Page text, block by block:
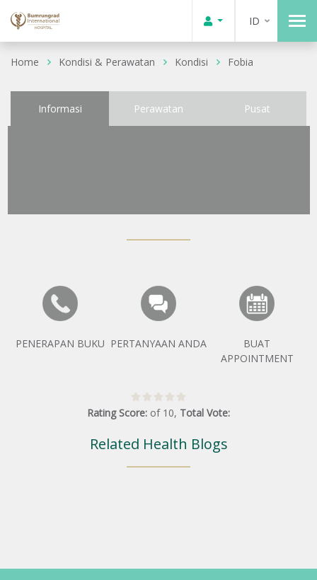
ID
Home Kondisi & Perawatan Kondisi Fobia
Informasi Perawatan Pusat
PENERAPAN BUKU PERTANYAAN ANDA
BUAT
APPOINTMENT
Rating Score: of 10, Total Vote:
Related Health Blogs